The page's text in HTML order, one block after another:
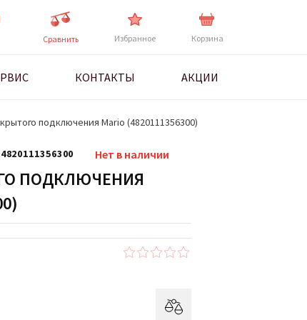
Cравнить Избранное Корзина
КОНТАКТЫ АКЦИИ
подключения Mario (4820111356300)
4820111356300 Нет в наличии
ПОДКЛЮЧЕНИЯ